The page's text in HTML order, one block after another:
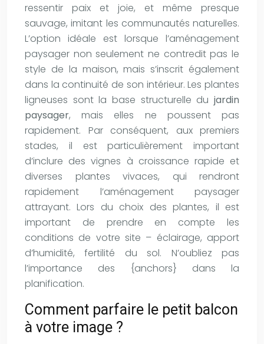
ressentir paix et joie, et même presque
sauvage, imitant les communautés naturelles.
L’option idéale est lorsque l’aménagement
paysager non seulement ne contredit pas le
style de la maison, mais s’inscrit également
dans la continuité de son intérieur. Les plantes
ligneuses sont la base structurelle du jardin
paysager, mais elles ne poussent pas
rapidement. Par conséquent, aux premiers
stades, il est particulièrement important
d’inclure des vignes à croissance rapide et
diverses plantes vivaces, qui rendront
rapidement l’aménagement paysager
attrayant. Lors du choix des plantes, il est
important de prendre en compte les
conditions de votre site – éclairage, apport
d’humidité, fertilité du sol. N’oubliez pas
l’importance des {anchors} dans la
planification.
Comment parfaire le petit balcon
à votre image ?